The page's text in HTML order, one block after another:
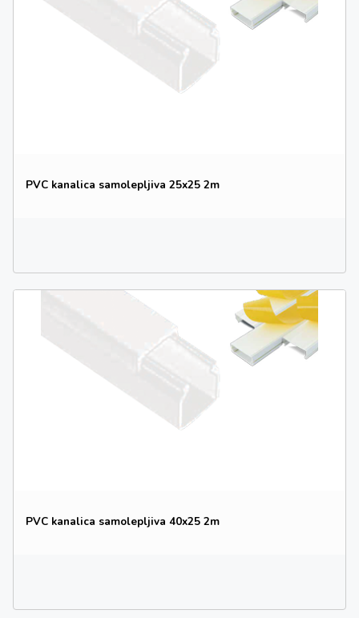
PVC kanalica samolepljiva 25x25 2m
PVC kanalica samolepljiva 40x25 2m